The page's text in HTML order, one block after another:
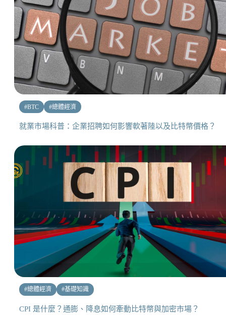
#BTC #總體經濟
就業市場科普：企業招聘如何影響軟著陸以及比特幣價格？
#總體經濟 #基礎知識
CPI 是什麼？通膨、降息如何牽動比特幣與加密市場？